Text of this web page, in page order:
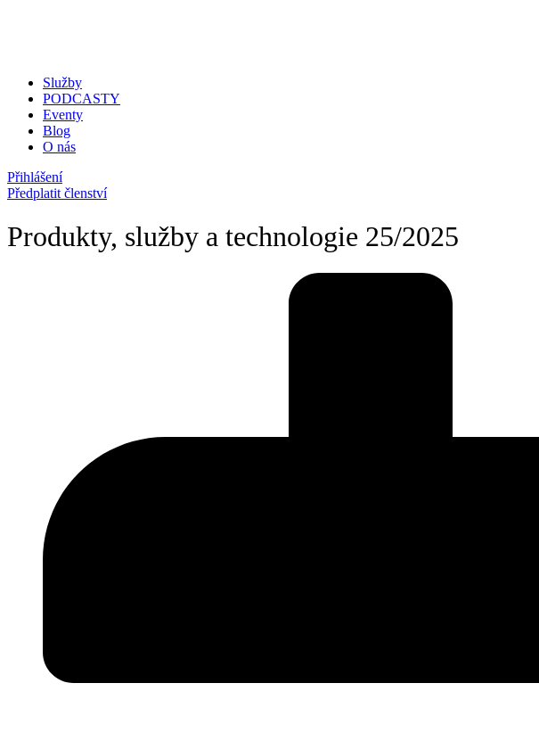
Služby
PODCASTY
Eventy
Blog
O nás
Přihlášení
Předplatit členství
Produkty, služby a technologie 25/2025